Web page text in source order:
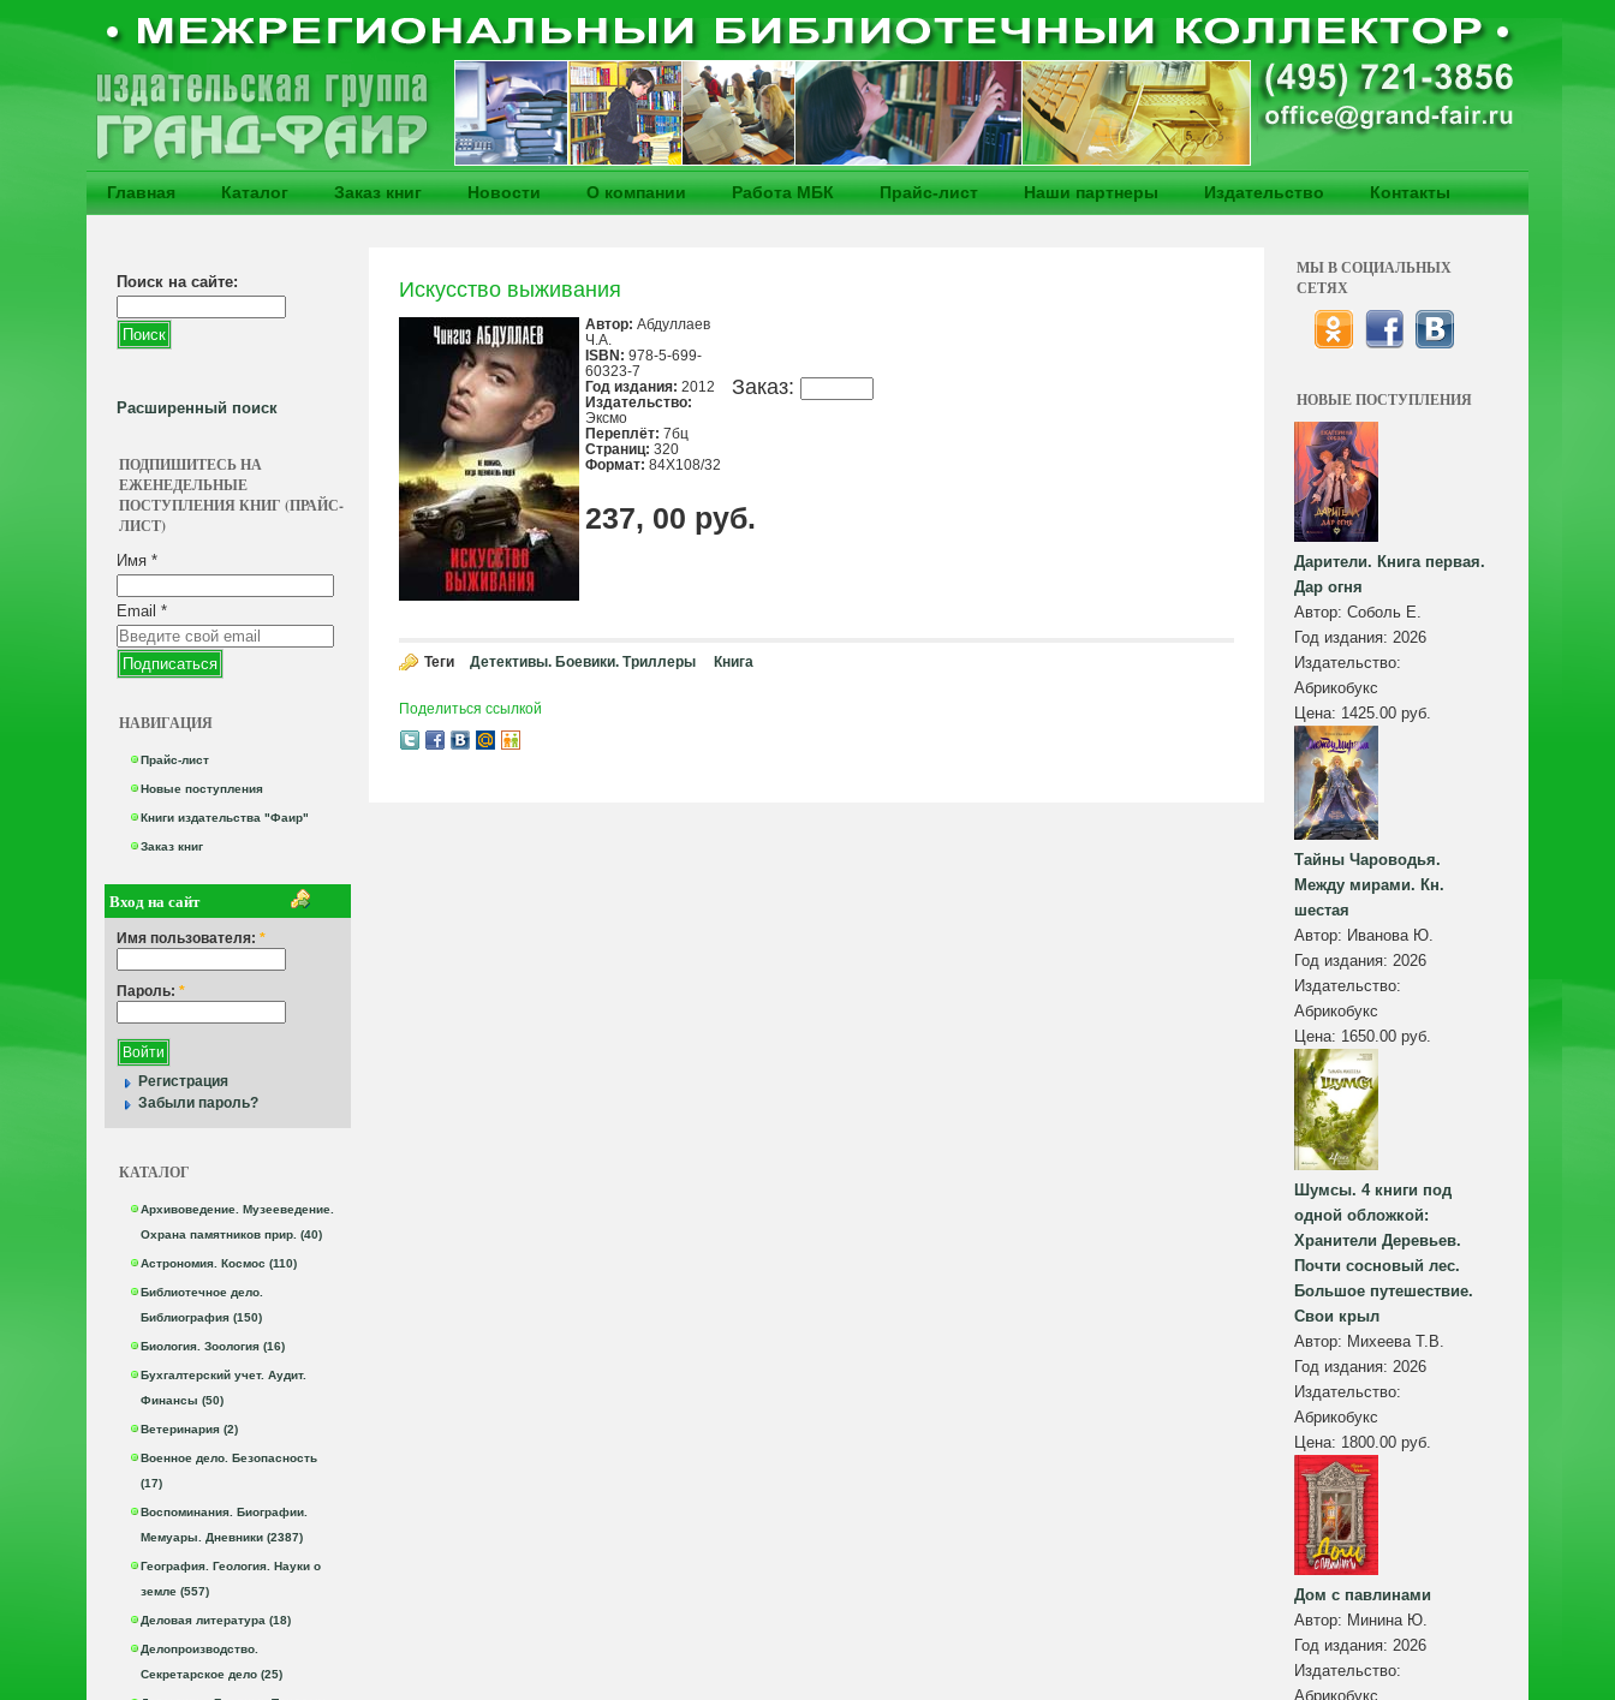
Главная Каталог Заказ книг Новости О компании Работа МБК Прайс-лист Наши партнеры Издательство Контакты
Поиск на сайте:
Расширенный поиск
ПОДПИШИТЕСЬ НА
ЕЖЕНЕДЕЛЬНЫЕ
ПОСТУПЛЕНИЯ КНИГ (ПРАЙС-
ЛИСТ)
Имя *
Email *
НАВИГАЦИЯ
Прайс-лист
Новые поступления
Книги издательства "Фаир"
Заказ книг
Вход на сайт
Имя пользователя: *
Пароль: *
Регистрация
Забыли пароль?
КАТАЛОГ
Архивоведение. Музееведение.
Охрана памятников прир. (40)
Астрономия. Космос (110)
Библиотечное дело.
Библиография (150)
Биология. Зоология (16)
Бухгалтерский учет. Аудит.
Финансы (50)
Ветеринария (2)
Военное дело. Безопасность
(17)
Воспоминания. Биографии.
Мемуары. Дневники (2387)
География. Геология. Науки о
земле (557)
Деловая литература (18)
Делопроизводство.
Секретарское дело (25)
Искусство выживания
Заказ:
Автор: Абдуллаев
Ч.А.
ISBN: 978-5-699-
60323-7
Год издания: 2012
Издательство:
Эксмо
Переплёт: 7бц
Страниц: 320
Формат: 84X108/32
237, 00 руб.
Теги Детективы. Боевики. Триллеры Книга
Поделиться ссылкой
МЫ В СОЦИАЛЬНЫХ
СЕТЯХ
НОВЫЕ ПОСТУПЛЕНИЯ
Дарители. Книга первая.
Дар огня
Автор: Соболь Е.
Год издания: 2026
Издательство:
Абрикобукс
Цена: 1425.00 руб.
Тайны Чароводья.
Между мирами. Кн.
шестая
Автор: Иванова Ю.
Год издания: 2026
Издательство:
Абрикобукс
Цена: 1650.00 руб.
Шумсы. 4 книги под
одной обложкой:
Хранители Деревьев.
Почти сосновый лес.
Большое путешествие.
Свои крыл
Автор: Михеева Т.В.
Год издания: 2026
Издательство:
Абрикобукс
Цена: 1800.00 руб.
Дом с павлинами
Автор: Минина Ю.
Год издания: 2026
Издательство:
Абрикобукс